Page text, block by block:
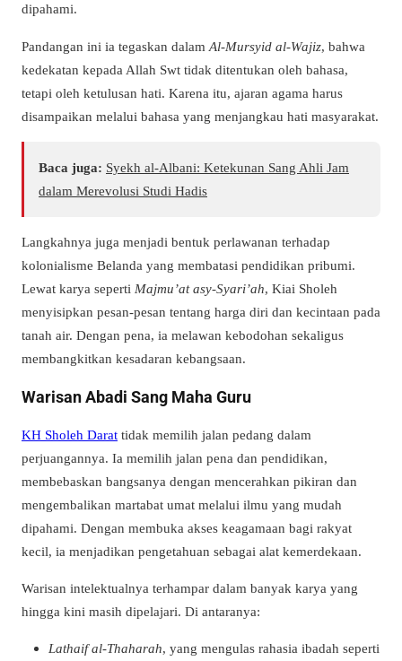
dipahami.
Pandangan ini ia tegaskan dalam Al-Mursyid al-Wajiz, bahwa
kedekatan kepada Allah Swt tidak ditentukan oleh bahasa,
tetapi oleh ketulusan hati. Karena itu, ajaran agama harus
disampaikan melalui bahasa yang menjangkau hati masyarakat.
Baca juga: Syekh al-Albani: Ketekunan Sang Ahli Jam
dalam Merevolusi Studi Hadis
Langkahnya juga menjadi bentuk perlawanan terhadap
kolonialisme Belanda yang membatasi pendidikan pribumi.
Lewat karya seperti Majmu’at asy-Syari’ah, Kiai Sholeh
menyisipkan pesan-pesan tentang harga diri dan kecintaan pada
tanah air. Dengan pena, ia melawan kebodohan sekaligus
membangkitkan kesadaran kebangsaan.
Warisan Abadi Sang Maha Guru
KH Sholeh Darat tidak memilih jalan pedang dalam
perjuangannya. Ia memilih jalan pena dan pendidikan,
membebaskan bangsanya dengan mencerahkan pikiran dan
mengembalikan martabat umat melalui ilmu yang mudah
dipahami. Dengan membuka akses keagamaan bagi rakyat
kecil, ia menjadikan pengetahuan sebagai alat kemerdekaan.
Warisan intelektualnya terhampar dalam banyak karya yang
hingga kini masih dipelajari. Di antaranya:
Lathaif al-Thaharah, yang mengulas rahasia ibadah seperti